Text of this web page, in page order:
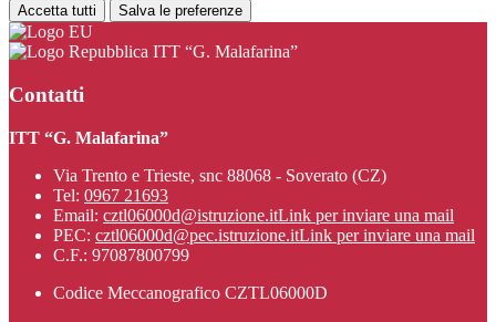
Accetta tutti Salva le preferenze
ITT “G. Malafarina”
Contatti
ITT “G. Malafarina”
Via Trento e Trieste, snc 88068 - Soverato (CZ)
Tel: 0967 21693
Email: cztl06000d@istruzione.itLink per inviare una mail
PEC: cztl06000d@pec.istruzione.itLink per inviare una mail
C.F.: 97087800799
Codice Meccanografico CZTL06000D